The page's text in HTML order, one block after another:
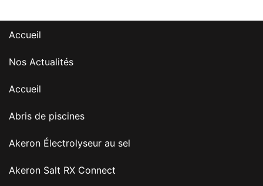
Accueil
Nos Actualités
Accueil
Abris de piscines
Akeron Électrolyseur au sel
Akeron Salt RX Connect